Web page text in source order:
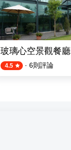
玻璃心空景觀餐廳
4.5 · 6則評論